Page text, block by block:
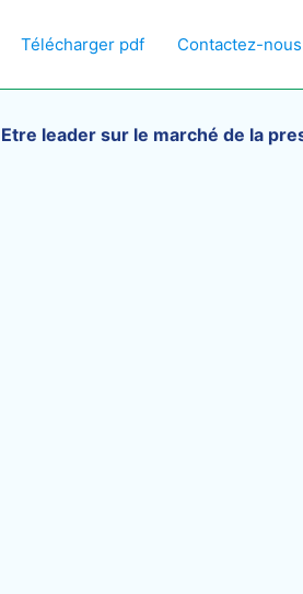
Télécharger pdf Contactez-nous
Etre leader sur le marché de la